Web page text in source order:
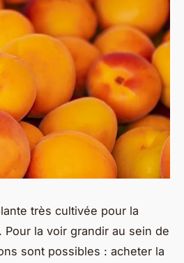
très cultivée pour la
la voir grandir au sein de
sont possibles : acheter la